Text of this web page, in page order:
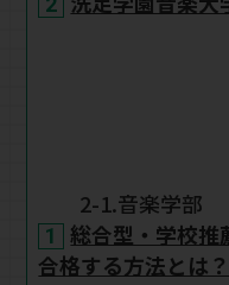
2-1.音楽学部
総合型・学校推
合格する方法とは？